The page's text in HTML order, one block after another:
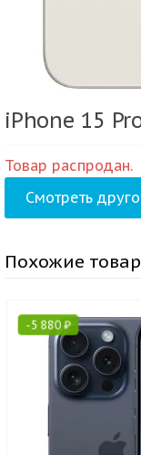
iPhone 15
Товар распродан.
Смотреть
Похожие
-5 880₽